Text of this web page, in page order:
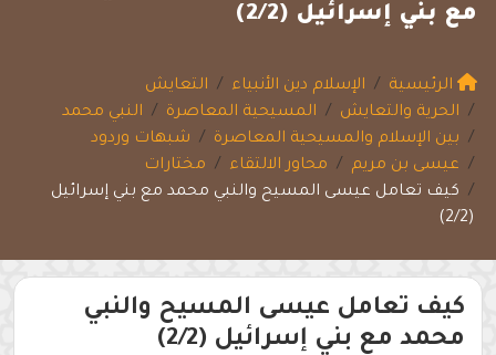
مع بني إسرائيل (2/2)
الرئيسية الإسلام دين الأنبياء
التعايش
الحرية والتعايش
المسيحية المعاصرة
النبي محمد
بين الإسلام والمسيحية المعاصرة
شبهات وردود
عيسى بن مريم
محاور الالتقاء
مختارات
كيف تعامل عيسى المسيح والنبي محمد مع بني إسرائيل
(2/2)
كيف تعامل عيسى المسيح والنبي
محمد مع بني إسرائيل (2/2)